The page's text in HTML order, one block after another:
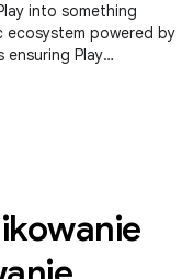
into something
ecosystem powered by
ensuring Play